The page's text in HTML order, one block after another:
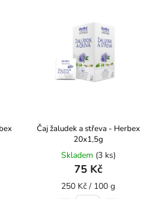
Čaj žaludek a střeva - Herbex
20x1,5g
Skladem (3 ks)
75 Kč
250 Kč / 100 g